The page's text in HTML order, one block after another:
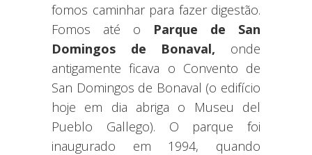
fomos caminhar para fazer digestão.
Fomos até o Parque de San
Domingos de Bonaval, onde
antigamente ficava o Convento de
San Domingos de Bonaval (o edifício
hoje em dia abriga o Museu del
Pueblo Gallego). O parque foi
inaugurado em 1994, quando